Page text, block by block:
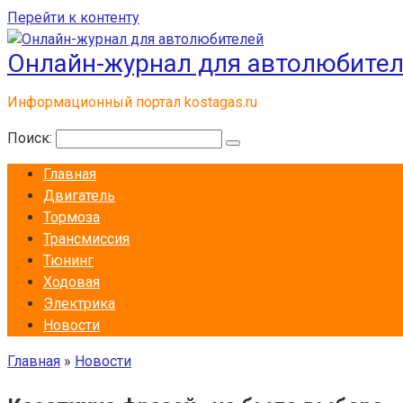
Перейти к контенту
Онлайн-журнал для
Информационный портал kostagas.ru
Поиск:
Главная
Двигатель
Тормоза
Трансмиссия
Тюнинг
Ходовая
Электрика
Новости
Главная » Новости